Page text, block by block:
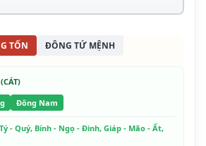
TỐN ĐÔNG TỨ MỆNH
Đông Nam
- Quý, Bính - Ngọ - Đinh, Giáp - Mão - Ất,